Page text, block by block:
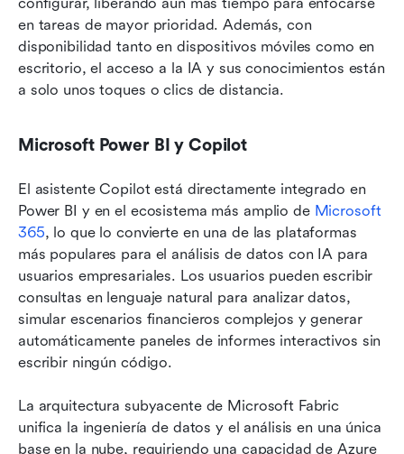
en tareas de mayor prioridad. Además, con
disponibilidad tanto en dispositivos móviles como en
escritorio, el acceso a la IA y sus conocimientos están
a solo unos toques o clics de distancia.
Microsoft Power BI y Copilot
El asistente Copilot está directamente integrado en
Power BI y en el ecosistema más amplio de Microsoft
365, lo que lo convierte en una de las plataformas
más populares para el análisis de datos con IA para
usuarios empresariales. Los usuarios pueden escribir
consultas en lenguaje natural para analizar datos,
simular escenarios financieros complejos y generar
automáticamente paneles de informes interactivos sin
escribir ningún código.
La arquitectura subyacente de Microsoft Fabric
unifica la ingeniería de datos y el análisis en una única
base en la nube, requiriendo una capacidad de Azure